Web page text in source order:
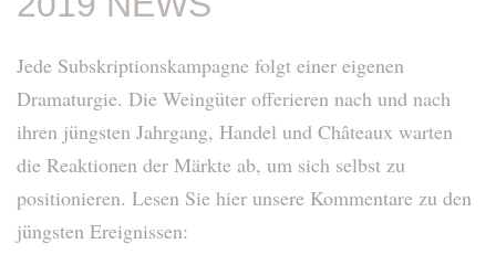
Jede Subskriptionskampagne folgt einer eigenen
Dramaturgie. Die Weingüter offerieren nach und nach
ihren jüngsten Jahrgang, Handel und Châteaux warten
die Reaktionen der Märkte ab, um sich selbst zu
positionieren. Lesen Sie hier unsere Kommentare zu den
jüngsten Ereignissen: